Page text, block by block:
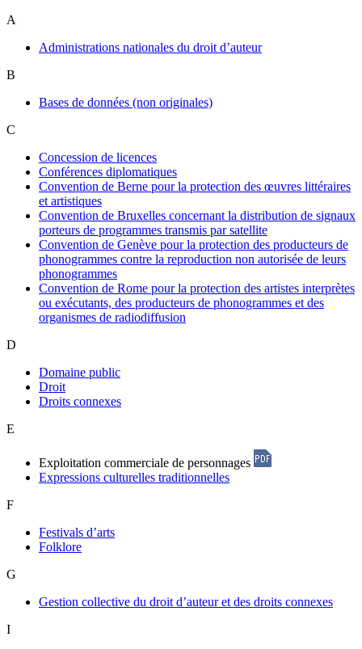
A
Administrations nationales du droit d’auteur
B
Bases de données (non originales)
C
Concession de licences
Conférences diplomatiques
Convention de Berne pour la protection des œuvres littéraires
et artistiques
Convention de Bruxelles concernant la distribution de signaux
porteurs de programmes transmis par satellite
Convention de Genève pour la protection des producteurs de
phonogrammes contre la reproduction non autorisée de leurs
phonogrammes
Convention de Rome pour la protection des artistes interprètes
ou exécutants, des producteurs de phonogrammes et des
organismes de radiodiffusion
D
Domaine public
Droit
Droits connexes
E
Exploitation commerciale de personnages
Expressions culturelles traditionnelles
F
Festivals d’arts
Folklore
G
Gestion collective du droit d’auteur et des droits connexes
I